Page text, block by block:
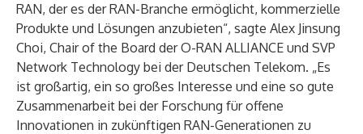
RAN, der es der RAN-Branche ermöglicht, kommerzielle
Produkte und Lösungen anzubieten“, sagte Alex Jinsung
Choi, Chair of the Board der O-RAN ALLIANCE und SVP
Network Technology bei der Deutschen Telekom. „Es
ist großartig, ein so großes Interesse und eine so gute
Zusammenarbeit bei der Forschung für offene
Innovationen in zukünftigen RAN-Generationen zu